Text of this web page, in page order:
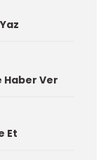
Haber Ver
Et